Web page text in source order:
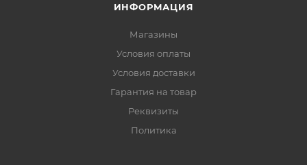
ИНФОРМАЦИЯ
Магазины
Условия оплаты
Условия доставки
Гарантия на товар
Реквизиты
Политика